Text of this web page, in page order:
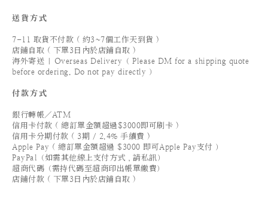
送貨方式
7-11 取貨不付款 ( 約3~7個工作天到貨 )
店鋪自取 ( 下單3日內於店鋪自取 )
海外寄送 | Overseas Delivery（ Please DM for a shipping quote
before ordering. Do not pay directly ）
付款方式
銀行轉帳／ATM
信用卡付款 ( 總訂單金額超過$3000即可刷卡 )
信用卡分期付款 ( 3期 / 2.4% 手續費 )
Apple Pay ( 總訂單金額超過 $3000 即可Apple Pay支付 ）
PayPal（如需其他線上支付方式，請私訊）
超商代碼（需持代碼至超商印出帳單繳費）
店鋪付款 ( 下單3日內於店鋪自取 )